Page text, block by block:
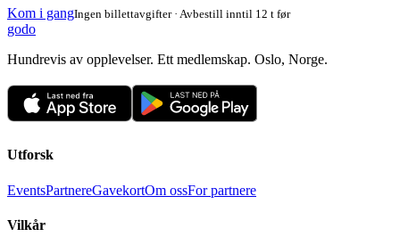
Kom i gangIngen billettavgifter · Avbestill inntil 12 t før
godo
Hundrevis av opplevelser. Ett medlemskap. Oslo, Norge.
Utforsk
EventsPartnereGavekortOm ossFor partnere
Vilkår